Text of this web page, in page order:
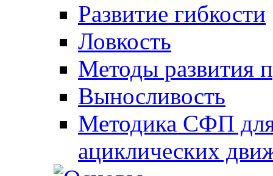
Развитие гибкости
Ловкость
Методы развития
Выносливость
Методика СФП для
ациклических